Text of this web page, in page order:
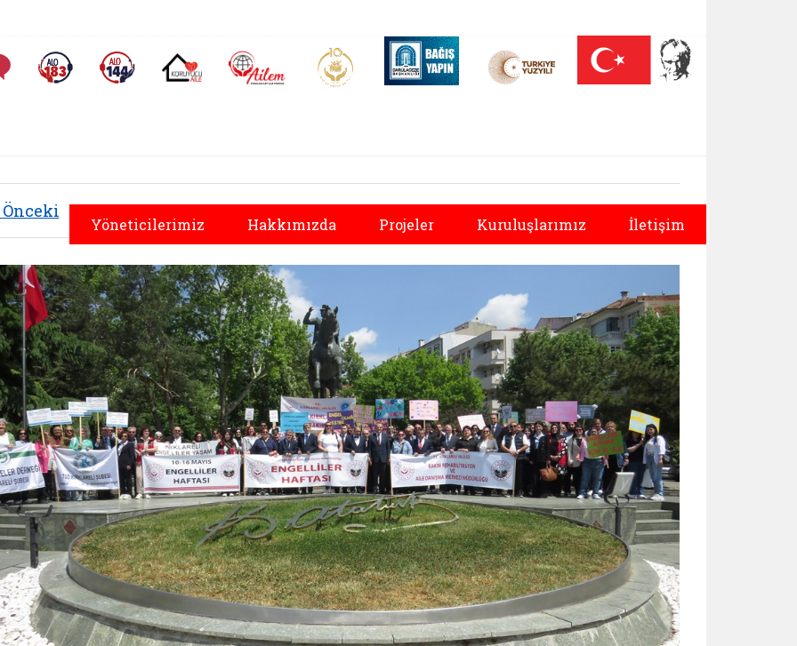
Sıkça Sorulan SorularAlo 183 (yeni sekmede açılır)Alo 144 (yeni sekmede açılır)Koruyucu Aile (yeni sekmede açılır)
AİLEM İletişim Merkezi (yeni sekmede açılır)
Aile ve Nüfus On Yılı (yeni sekmede açılır)Darülaceze bağış sayfası (yeni sekmede açılır)
Yöneticilerimiz Hakkımızda Projeler Kuruluşlarımız İletişim
Önceki Sonraki